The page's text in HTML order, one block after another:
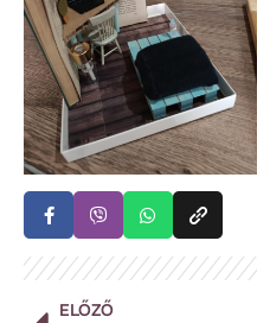
ELŐZŐ